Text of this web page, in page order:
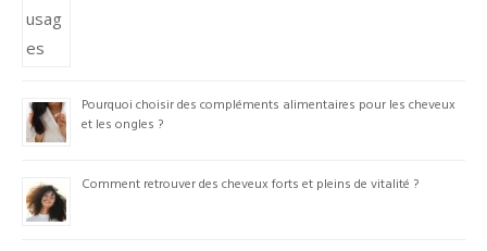
Pourquoi choisir des compléments alimentaires pour les cheveux
et les ongles ?
Comment retrouver des cheveux forts et pleins de vitalité ?